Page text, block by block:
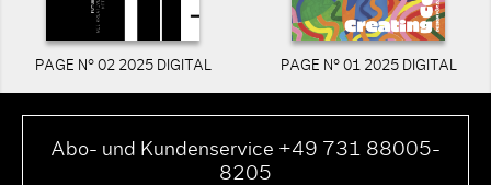
PAGE N° 02 2025 DIGITAL PAGE N° 01 2025 DIGITAL
Abo- und Kundenservice +49 731 88005-
8205